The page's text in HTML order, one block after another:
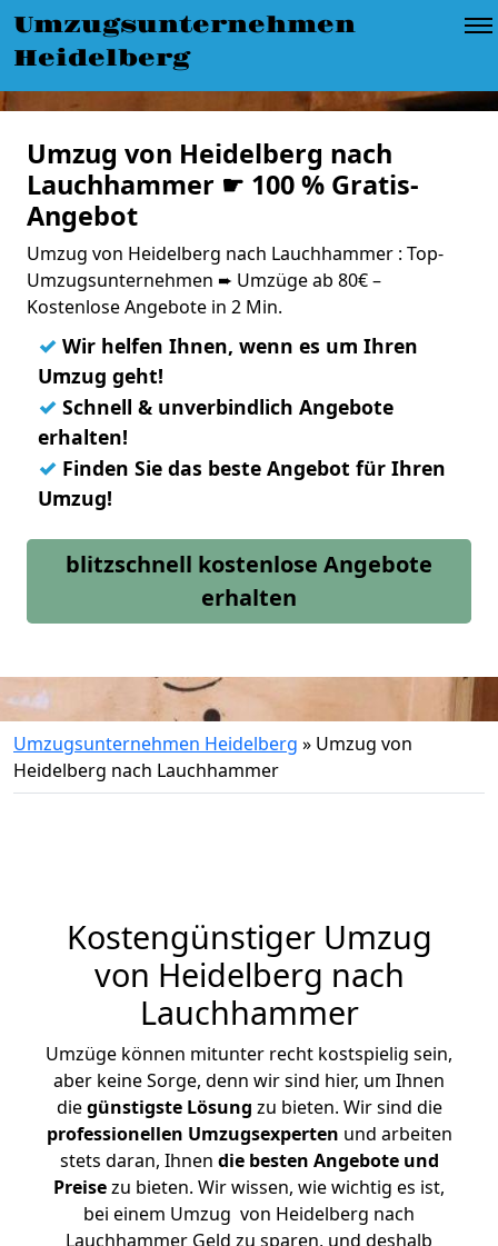
Umzugsunternehmen
Heidelberg
Umzug von Heidelberg nach
Lauchhammer ☛ 100 % Gratis-
Angebot
Umzug von Heidelberg nach Lauchhammer : Top-
Umzugsunternehmen ➨ Umzüge ab 80€ –
Kostenlose Angebote in 2 Min.
✓ Wir helfen Ihnen, wenn es um Ihren
Umzug geht!
✓ Schnell & unverbindlich Angebote
erhalten!
✓ Finden Sie das beste Angebot für Ihren
Umzug!
blitzschnell kostenlose Angebote
erhalten
Umzugsunternehmen Heidelberg » Umzug von
Heidelberg nach Lauchhammer
Kostengünstiger Umzug
von Heidelberg nach
Lauchhammer
Umzüge können mitunter recht kostspielig sein,
aber keine Sorge, denn wir sind hier, um Ihnen
diegünstigste Lösung zu bieten. Wir sind die
professionellen Umzugsexperten und arbeiten
stets daran, Ihnen die besten Angebote und
Preisezu bieten. Wir wissen, wie wichtig es ist,
bei einem Umzug von Heidelberg nach
Lauchhammer Geld zu sparen, und deshalb